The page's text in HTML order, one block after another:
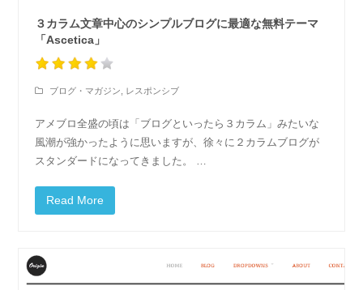
３カラム文章中心のシンプルブログに最適な無料テーマ
「Ascetica」
ブログ・マガジン レスポンシブ
アメブロ全盛の頃は「ブログといったら３カラム」みたいな
風潮が強かったように思いますが、徐々に２カラムブログが
スタンダードになってきました。 …
Read More